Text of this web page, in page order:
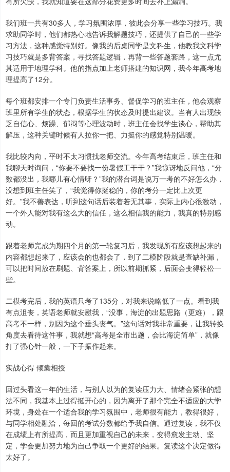
我们班一共有30多人，学习氛围浓厚，彼此会分享一些学习技巧。我
求助同学时，他们都热心地告诉我解题技巧，还提供了自己的一些学
习方法，这种感觉特别好。像我的后桌同学是文科生，他教我文科学
习技巧就是多背答案，寻找答题逻辑，再背一些答题套路，这一点尤
其适用于地理学科。他的指点加上老师搭建的知识网，我今年高考地
理提高了12分。
每个班都安排一个专门负责生活事务、督促学习的班主任，他会观察
班里所有学生的状态，根据学生的状态及时提出建议。当有人出现缺
乏自信心、烦躁、郁闷等心理波动时，班主任会找学生谈心，帮助其
解压，这种关键时候有人拉你一把、力挺你的感觉特别温暖。
我比较内向，平时不太习惯找老师交流。今年高考结束后，班主任和
我聊天时询问，“你要不要找一份暑假工干干？”我惊讶地反问他，“分
数都没出，我哪儿有心情呀？”我的潜台词是说万一考的不好怎么办，
没想到班主任笑了，“我觉得你挺稳的，你的考分一定比上次更
好。”我不善表达，听到这句话后装着若无其事，实际上内心很激动，
一个外人能对我有这么大的信任，这么相信我的能力，我真的特别感
动。
跟着老师完成为期四个月的第一轮复习后，我发现所有应该想起来的
内容都想起来了，应该会的也都会了，到了二模阶段就是查缺补漏，
可以把时间放在刷题、背答案上，所以前期抓紧，后面会变得轻松一
些。
二模考完后，我的英语只考了135分，对我来说略低了一点。看到我
有点沮丧，英语老师就安慰我，“没事，海淀的出题思路（更难），跟
高考不一样，别因为这个垂头丧气。”这句话对我非常重要，让我转换
角度去看待这件事，我就想“高考是全市出题，会比海淀简单”，就像
打了强心针一般，一下子振作起来。
实战心得 倾囊相授
回过头看这一年的生活，与别人以为的复读压力大、情绪会紧张的想
法不同，我基本上过得挺开心的，因为离开了那个完全不适应的大学
环境，身处在一个适合我的学习氛围中，老师很有能力，教得很好，
与同学相处融洽，每回的考试分数都给予我自信。通过复读，我不仅
在成绩上有所提高，而且更加重视自己的未来，变得愈发主动、坚
定，学会更加努力地为自己争取一个更好的结果。复读这个决定做得
太好了。